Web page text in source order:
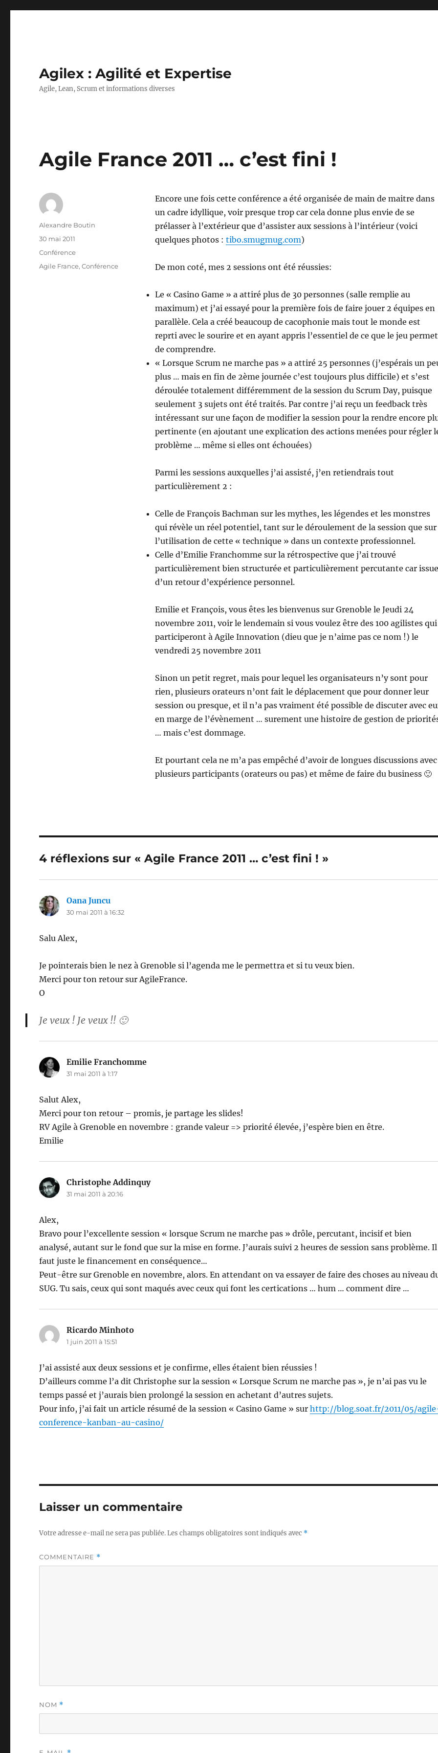
Agilex : Agilité et Expertise
Agile, Lean, Scrum et informations diverses
Agile France 2011 … c’est fini !
Encore une fois cette conférence a été organisée de main de maitre dans
un cadre idyllique, voir presque trop car cela donne plus envie de se
prélasser à l’extérieur que d’assister aux sessions à l’intérieur (voici
quelques photos : tibo.smugmug.com)
De mon coté, mes 2 sessions ont été réussies:
Le « Casino Game » a attiré plus de 30 personnes (salle remplie au
maximum) et j’ai essayé pour la première fois de faire jouer 2 équipes en
parallèle. Cela a créé beaucoup de cacophonie mais tout le monde est
reprti avec le sourire et en ayant appris l’essentiel de ce que le jeu permet
de comprendre.
« Lorsque Scrum ne marche pas » a attiré 25 personnes (j’espérais un
plus … mais en fin de 2ème journée c’est toujours plus difficile) et s’est
déroulée totalement différemment de la session du Scrum Day, puisque
seulement 3 sujets ont été traités. Par contre j’ai reçu un feedback très
intéressant sur une façon de modifier la session pour la rendre encore
pertinente (en ajoutant une explication des actions menées pour régler
problème … même si elles ont échouées)
Parmi les sessions auxquelles j’ai assisté, j’en retiendrais tout
particulièrement 2 :
Celle de François Bachman sur les mythes, les légendes et les monstres
qui révèle un réel potentiel, tant sur le déroulement de la session que sur
l’utilisation de cette « technique » dans un contexte professionnel.
Celle d’Emilie Franchomme sur la rétrospective que j’ai trouvé
particulièrement bien structurée et particulièrement percutante car issue
d’un retour d’expérience personnel.
Emilie et François, vous êtes les bienvenus sur Grenoble le Jeudi 24
novembre 2011, voir le lendemain si vous voulez être des 100 agilistes qui
participeront à Agile Innovation (dieu que je n’aime pas ce nom !) le
vendredi 25 novembre 2011
Sinon un petit regret, mais pour lequel les organisateurs n’y sont pour
rien, plusieurs orateurs n’ont fait le déplacement que pour donner leur
session ou presque, et il n’a pas vraiment été possible de discuter avec
en marge de l’évènement … surement une histoire de gestion de
… mais c’est dommage.
Et pourtant cela ne m’a pas empêché d’avoir de longues discussions avec
plusieurs participants (orateurs ou pas) et même de faire du business 🙂
Auteur
Alexandre Boutin
Publié
30 mai 2011
Catégories
Conférence
Étiquettes
Agile France,Conférence
4 réflexions sur « Agile France 2011 … c’est fini ! »
Oana Juncu
30 mai 2011 à 16:32
Salu Alex,
Je pointerais bien le nez à Grenoble si l’agenda me le permettra et si tu veux bien.
Merci pour ton retour sur AgileFrance.
O
Je veux ! Je veux !! 🙂
Emilie Franchomme
31 mai 2011 à 1:17
Salut Alex,
Merci pour ton retour – promis, je partage les slides!
RV Agile à Grenoble en novembre : grande valeur => priorité élevée, j’espère bien en être.
Emilie
Christophe Addinquydit :
31 mai 2011 à 20:16
Alex,
Bravo pour l’excellente session « lorsque Scrum ne marche pas » drôle, percutant, incisif et bien
analysé, autant sur le fond que sur la mise en forme. J’aurais suivi 2 heures de session sans problème. Il
faut juste le financement en conséquence…
Peut-être sur Grenoble en novembre, alors. En attendant on va essayer de faire des choses au niveau
SUG. Tu sais, ceux qui sont maqués avec ceux qui font les certications … hum … comment dire …
Ricardo Minhoto
1 juin 2011 à 15:51
J’ai assisté aux deux sessions et je confirme, elles étaient bien réussies !
D’ailleurs comme l’a dit Christophe sur la session « Lorsque Scrum ne marche pas », je n’ai pas vu le
temps passé et j’aurais bien prolongé la session en achetant d’autres sujets.
Pour info, j’ai fait un article résumé de la session « Casino Game » surhttp://blog.soat.fr/2011/05/
conference-kanban-au-casino/
Laisser un commentaire
Votre adresse e-mail ne sera pas publiée.Les champs obligatoires sont indiqués avec *
COMMENTAIRE *
NOM *